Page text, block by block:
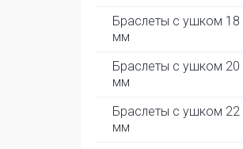
Браслеты с ушком 18
мм
Браслеты с ушком 20
мм
Браслеты с ушком 22
мм